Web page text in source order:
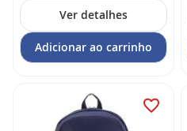
Ver detalhes
Adicionar ao carrinho